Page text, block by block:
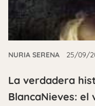
NURIA SERENA 25/09/
La verdadera
BlancaNieves: